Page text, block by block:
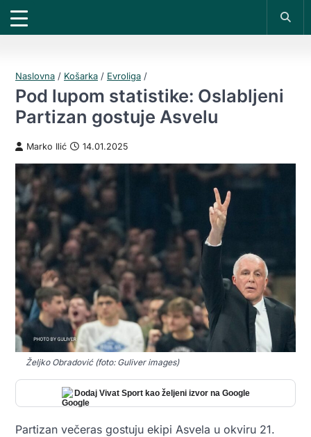
Naslovna / Košarka / Evroliga /
Pod lupom statistike: Oslabljeni
Partizan gostuje Asvelu
Marko Ilić 14.01.2025
Željko Obradović (foto: Guliver images)
Dodaj Vivat Sport kao željeni izvor na Google
Partizan večeras gostuju ekipi Asvela u okviru 21.